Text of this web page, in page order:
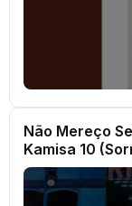
Não Mereço
Kamisa 10